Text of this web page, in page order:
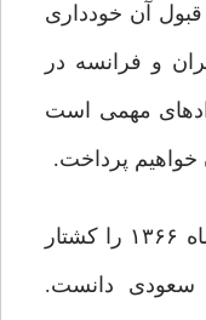
آن خودداری
و فرانسه در
دیگر رخدادهای مهمی است
پرداخت.
شاید بتوان مهم‌ترین رخداد تیرماه ۱۳۶۶ را کشتار
سعودی دانست.